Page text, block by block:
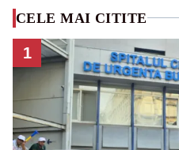
CELE MAI CITITE
1